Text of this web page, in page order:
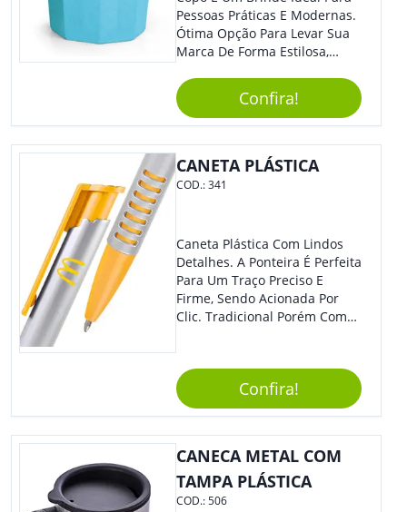
Pessoas Práticas E Modernas.
Ótima Opção Para Levar Sua
Marca De Forma Estilosa,
Empresa Em Eventos,
Reuniões Corporativas Ou Até
Mesmo Para Presentear
Colaboradores.
Confira!
CANETA PLÁSTICA
COD.:341
Caneta Plástica Com Lindos
Detalhes. A Ponteira É Perfeita
Para Um Traço Preciso E
Firme, Sendo Acionada Por
Clic. Tradicional Porém Com
Confira!
CANECA METAL COM
TAMPA PLÁSTICA
COD.:506